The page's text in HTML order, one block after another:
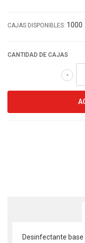
CAJAS DISPONIBLES: 1000
CANTIDAD DE CAJAS
-
Desinfectante base